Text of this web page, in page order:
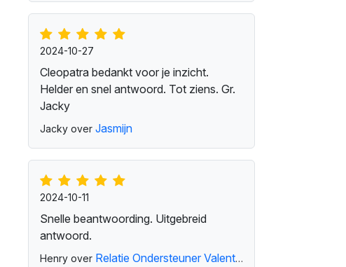
2024-10-27
Cleopatra bedankt voor je inzicht.
Helder en snel antwoord. Tot ziens. Gr.
Jacky
Jacky over Jasmijn
2024-10-11
Snelle beantwoording. Uitgebreid
antwoord.
Henry over Relatie Ondersteuner Valentina